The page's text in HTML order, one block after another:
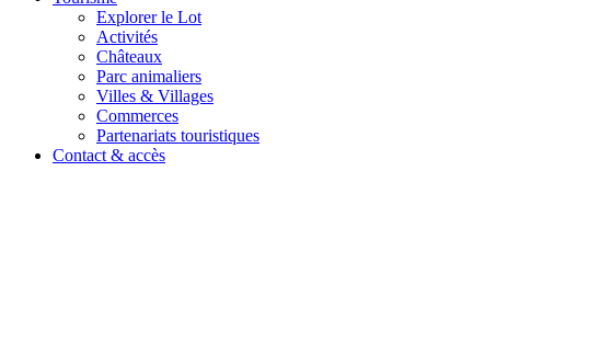
Explorer le Lot
Activités
Châteaux
Parc animaliers
Villes & Villages
Commerces
Partenariats touristiques
Contact & accès